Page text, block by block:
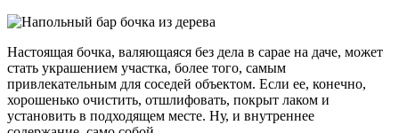
Настоящая бочка, валяющаяся без дела в сарае на даче, может
стать украшением участка, более того, самым
привлекательным для соседей объектом. Если ее, конечно,
хорошенько очистить, отшлифовать, покрыт лаком и
установить в подходящем месте. Ну, и внутреннее